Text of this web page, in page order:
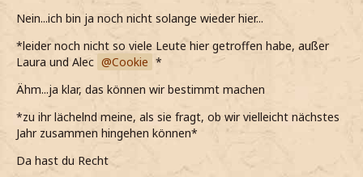
Nein...ich bin ja noch nicht solange wieder hier...
*leider noch nicht so viele Leute hier getroffen habe, außer
Laura und Alec
Cookie *
Ähm...ja klar, das können wir bestimmt machen
*zu ihr lächelnd meine, als sie fragt, ob wir vielleicht nächstes
Jahr zusammen hingehen können*
Da hast du Recht